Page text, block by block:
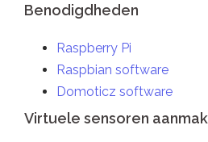
Benodigdheden
Raspberry Pi
Raspbian software
Domoticz software
Virtuele sensoren